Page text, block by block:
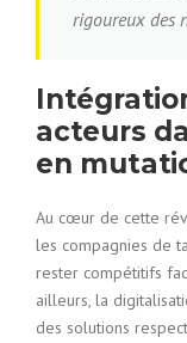
rigoureux des
acteurs
en
Au cœur de cette
les compagnies de
rester compétitifs
ailleurs, la
des solutions